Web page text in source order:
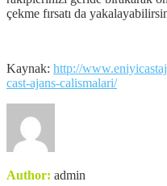
çekme fırsatı da
Kaynak: http://
cast-ajans-calismalari/
Author: admin